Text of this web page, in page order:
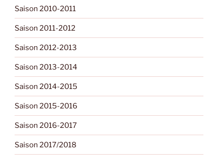
Saison 2010-2011
Saison 2011-2012
Saison 2012-2013
Saison 2013-2014
Saison 2014-2015
Saison 2015-2016
Saison 2016-2017
Saison 2017/2018